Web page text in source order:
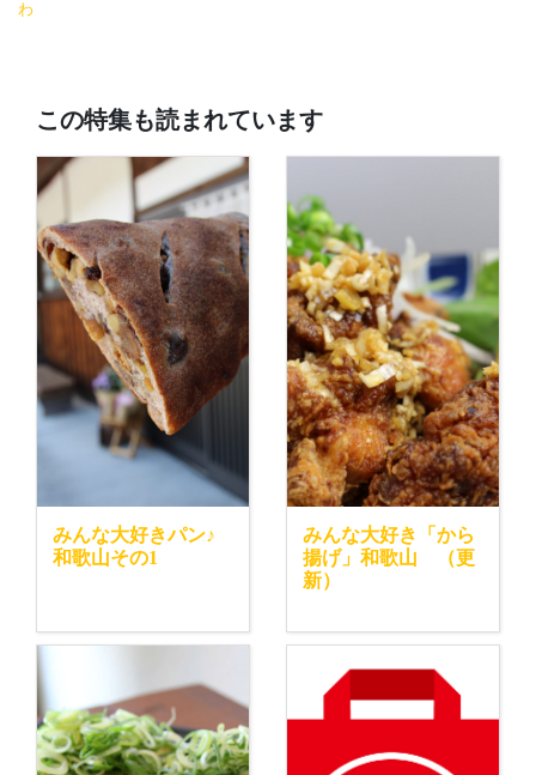
わ
この特集も読まれています
みんな大好きパン♪
和歌山その1
みんな大好き「から
揚げ」和歌山 （更
新）